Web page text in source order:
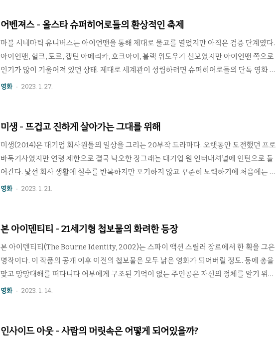
각각 해적선 선장, 여주인공, 남주인공, 라이벌 선장이지만 하나같이 개성적인 캐릭터로 살
어벤져스 - 올스타 슈퍼히어로들의 환상적인 축제
마블 시네마틱 유니버스는 아이언맨을 통해 제대로 물고를 열었지만 아직은 검증 단계였다.
아이언맨, 헐크, 토르, 캡틴 아메리카, 호크아이, 블랙 위도우가 선보였지만 아이언맨 쪽으로
인기가 많이 기울어져 있던 상태. 제대로 세계관이 성립하려면 슈퍼히어로들의 단독 영화 그
이상의 것이 필요했다. 그 첫번째 실험이랄 수 있는 어벤져스(The Avengers, 2012)가 많은
의 비중 문제일 것이다. 이미 인기가 많은 아이언맨뿐만 아니라 오랫동안 마블 코믹스를 통
영화 2023. 1. 27.
미생 - 뜨겁고 진하게 살아가는 그대를 위해
미생(2014)은 대기업 회사원들의 일상을 그리는 20부작 드라마다. 오랫동안 도전했던 프로
바둑기사였지만 연령 제한으로 결국 낙오한 장그래는 대기업 원 인터내셔널에 인턴으로 들
어간다. 낯선 회사 생활에 실수를 반복하지만 포기하지 않고 꾸준히 노력하기에 처음에는 백
안시하던 동료 사원들 또한 장그래의 노력에 하나 둘 그를 받아들이며 함께 성장해 나간다.
로 한 전형적인 드라마와는 달리 이 작품에서는 엘리트 사원의 출세나 연애 생활은 전혀 다
차가..
영화 2023. 1. 21.
본 아이덴티티 - 21세기형 첩보물의 화려한 등장
본 아이덴티티(The Bourne Identity, 2002)는 스파이 액션 스릴러 장르에서 한 획을 그은
명작이다. 이 작품의 공개 이후 이전의 첩보물은 모두 낡은 영화가 되어버릴 정도. 등에 총을
맞고 망망대해를 떠다니다 어부에게 구조된 기억이 없는 주인공은 자신의 정체를 알기 위해
유일하게 남아있던 스위스 은행 계좌를 확인하러 떠난다. 거기서 발견한 것은 서로 다른 이
것 그대로의 액션과 빠르면서도 완급 조절이 확실한 더그 라이먼(Doug Liman) 감독의 신
영화 2023. 1. 14.
인사이드 아웃 - 사람의 머릿속은 어떻게 되어있을까?